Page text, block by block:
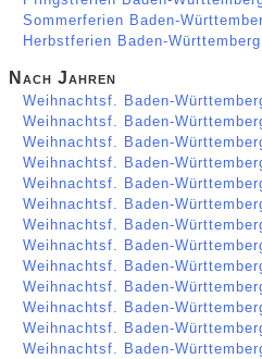
Sommerferien Baden-
Herbstferien Baden-
Nach Jahren
Weihnachtsf. Baden-
Weihnachtsf. Baden-
Weihnachtsf. Baden-
Weihnachtsf. Baden-
Weihnachtsf. Baden-
Weihnachtsf. Baden-
Weihnachtsf. Baden-
Weihnachtsf. Baden-
Weihnachtsf. Baden-
Weihnachtsf. Baden-
Weihnachtsf. Baden-
Weihnachtsf. Baden-
Weihnachtsf. Baden-